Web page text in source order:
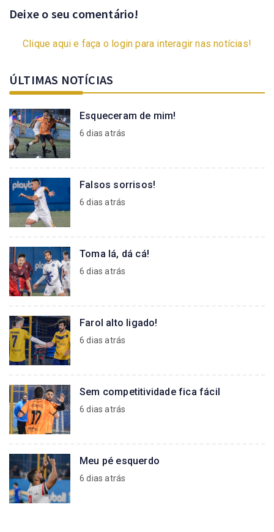
Deixe o seu comentário!
Clique aqui e faça o login para interagir nas notícias!
ÚLTIMAS NOTÍCIAS
Esqueceram de mim!
6 dias atrás
Falsos sorrisos!
6 dias atrás
Toma lá, dá cá!
6 dias atrás
Farol alto ligado!
6 dias atrás
Sem competitividade fica fácil
6 dias atrás
Meu pé esquerdo
6 dias atrás